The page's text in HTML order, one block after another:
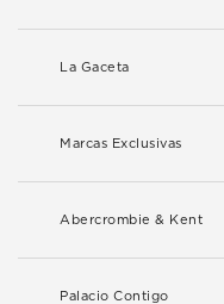
La Gaceta
Marcas Exclusivas
Abercrombie & Kent
Palacio Contigo